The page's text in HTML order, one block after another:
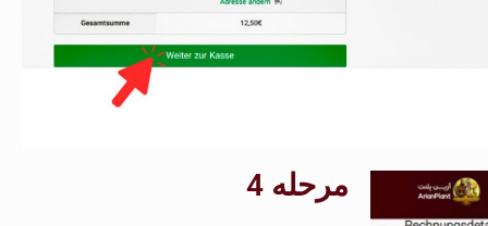
مرحله 4